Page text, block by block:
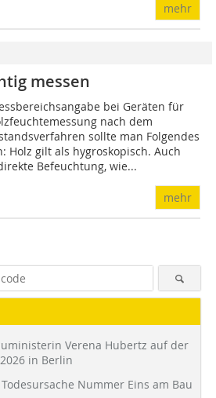
mehr
messen
bei Geräten für
nach dem
sollte man Folgendes
Holz gilt als hygroskopisch. Auch
Befeuchtung, wie...
mehr
Verena Hubertz auf der
in Berlin
Nummer Eins am Bau